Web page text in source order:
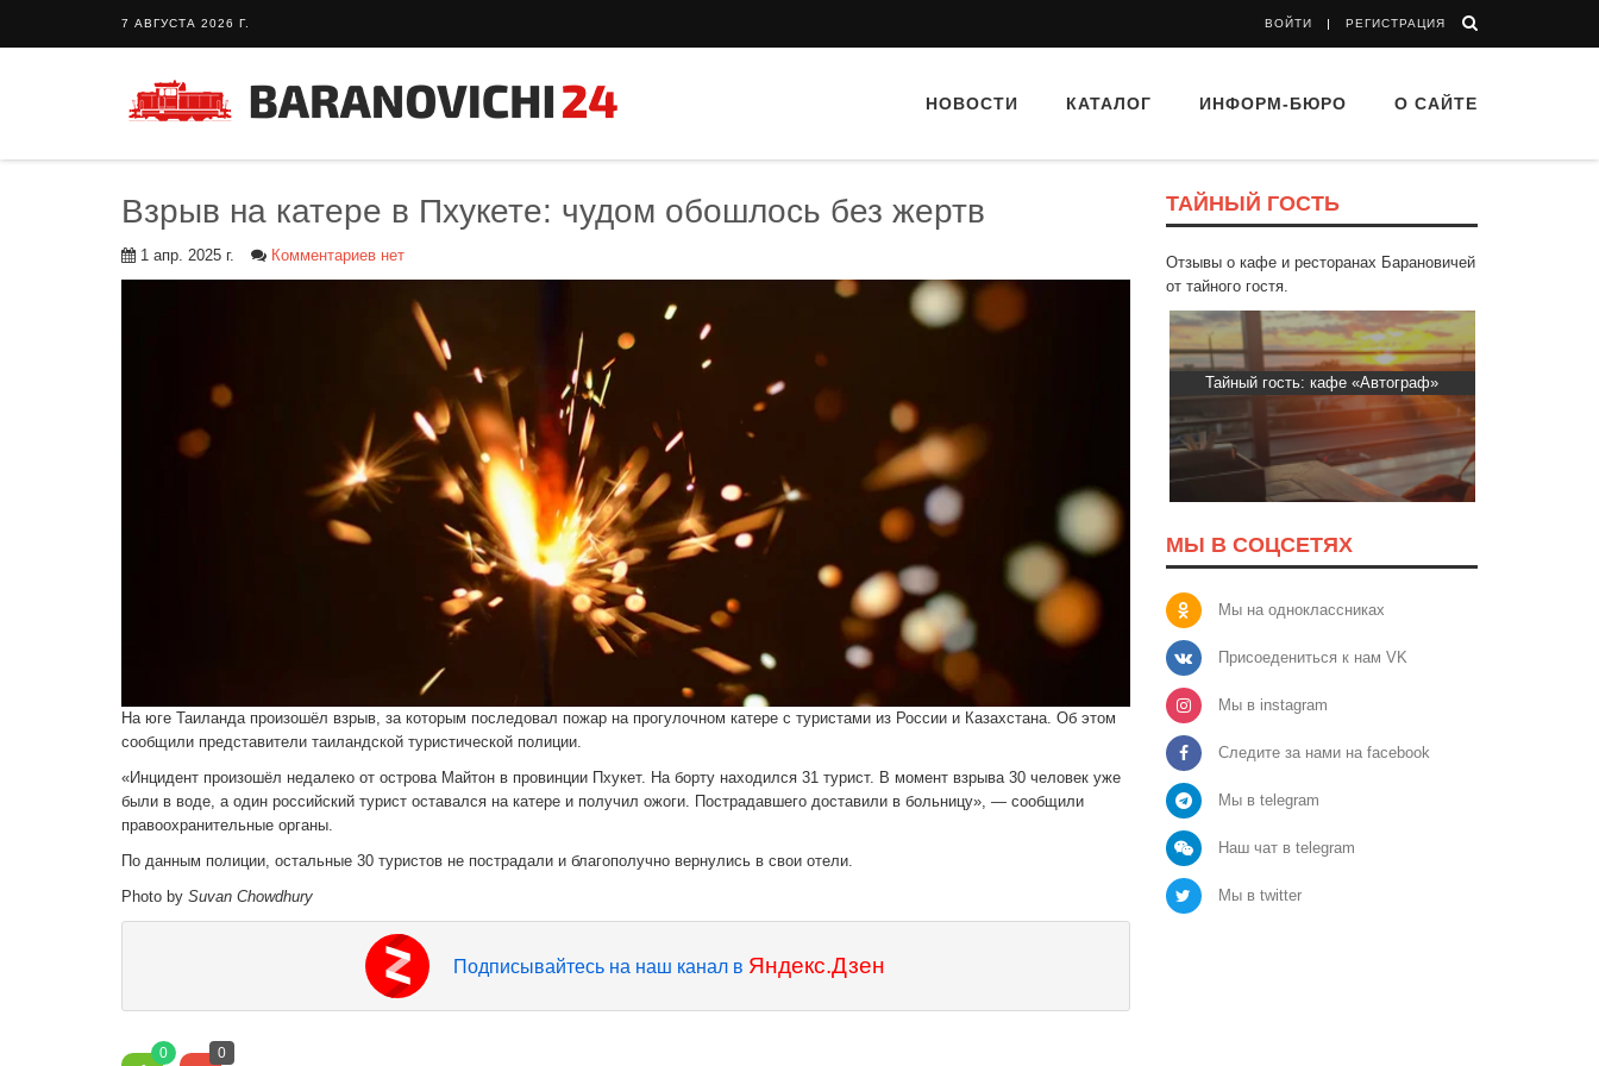
7 АВГУСТА 2026 Г. ВОЙТИ РЕГИСТРАЦИЯ
НОВОСТИ КАТАЛОГ ИНФОРМ-БЮРО О САЙТЕ
Взрыв на катере в Пхукете: чудом обошлось без жертв
1 апр. 2025 г. Комментариев нет
На юге Таиланда произошёл взрыв, за которым последовал пожар на прогулочном катере с туристами из России и Казахстана. Об этом
сообщили представители таиландской туристической полиции.
«Инцидент произошёл недалеко от острова Майтон в провинции Пхукет. На борту находился 31 турист. В момент взрыва 30 человек уже
были в воде, а один российский турист оставался на катере и получил ожоги. Пострадавшего доставили в больницу», — сообщили
правоохранительные органы.
По данным полиции, остальные 30 туристов не пострадали и благополучно вернулись в свои отели.
Photo by Suvan Chowdhury
Подписывайтесь на наш канал в Яндекс.Дзен
0 0
ТАЙНЫЙ ГОСТЬ
Отзывы о кафе и ресторанах Барановичей
от тайного гостя.
Тайный гость: кафе «Автограф»
МЫ В СОЦСЕТЯХ
Мы на одноклассниках
Присоедениться к нам VK
Мы в instagram
Следите за нами на facebook
Мы в telegram
Наш чат в telegram
Мы в twitter